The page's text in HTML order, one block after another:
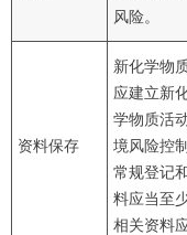
风险。
资料保存
新化学物
应建立新
学物质活
境风险控
常规登记
料应当至
相关资料